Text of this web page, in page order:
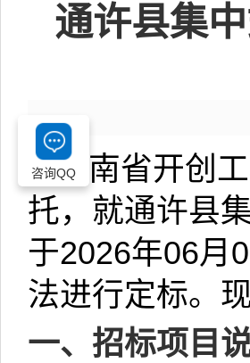
通许县集
河南省开创
托，就通许县
于2026年06月
法进行定标。
一、招标项目
咨询QQ